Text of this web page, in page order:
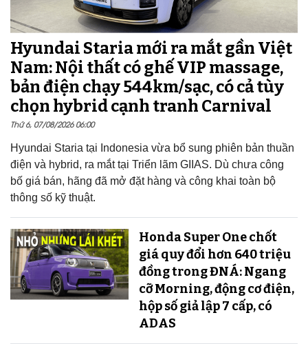
Hyundai Staria mới ra mắt gần Việt
Nam: Nội thất có ghế VIP massage,
bản điện chạy 544km/sạc, có cả tùy
chọn hybrid cạnh tranh Carnival
Thứ 6, 07/08/2026 06:00
Hyundai Staria tại Indonesia vừa bổ sung phiên bản thuần
điện và hybrid, ra mắt tại Triển lãm GIIAS. Dù chưa công
bố giá bán, hãng đã mở đặt hàng và công khai toàn bộ
thông số kỹ thuật.
Honda Super One chốt
giá quy đổi hơn 640 triệu
đồng trong ĐNÁ: Ngang
cỡ Morning, động cơ điện,
hộp số giả lập 7 cấp, có
ADAS